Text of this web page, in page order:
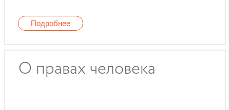
Подробнее
О правах человека